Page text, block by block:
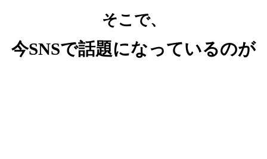
そこで、
今SNSで話題になっているのが